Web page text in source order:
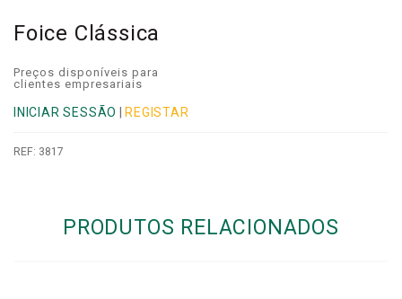
Foice Clássica
Preços disponíveis para
clientes empresariais
INICIAR SESSÃO |REGISTAR
REF: 3817
PRODUTOS RELACIONADOS